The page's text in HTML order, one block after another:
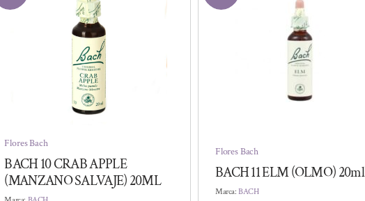
Flores Bach
BACH 10 CRAB APPLE
(MANZANO SALVAJE) 20ML
Flores Bach
BACH 11 ELM (OLMO) 20ml
Marca:BACH